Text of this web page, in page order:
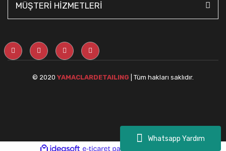
Whatsapp Yardım
MÜŞTERİ HİZMETLERİ
© 2020 YAMACLARDETAILING | Tüm hakları saklıdır.
ideasoft